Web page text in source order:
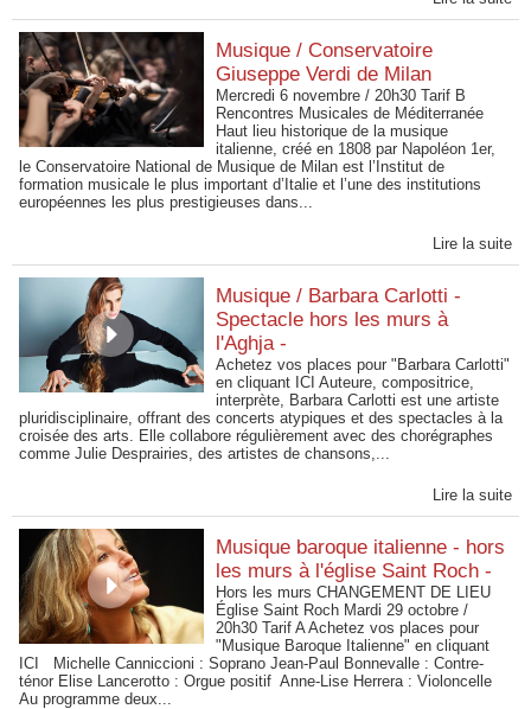
Musique / Conservatoire
Giuseppe Verdi de Milan
Mercredi 6 novembre / 20h30 Tarif B
Rencontres Musicales de Méditerranée
Haut lieu historique de la musique
italienne, créé en 1808 par Napoléon 1er,
le Conservatoire National de Musique de Milan est l’Institut de
formation musicale le plus important d’Italie et l’une des institutions
européennes les plus prestigieuses dans...
Lire la suite
Musique / Barbara Carlotti -
Spectacle hors les murs à
l'Aghja -
Achetez vos places pour "Barbara Carlotti"
en cliquant ICI Auteure, compositrice,
interprète, Barbara Carlotti est une artiste
pluridisciplinaire, offrant des concerts atypiques et des spectacles à la
croisée des arts. Elle collabore régulièrement avec des chorégraphes
comme Julie Desprairies, des artistes de chansons,...
Lire la suite
Musique baroque italienne - hors
les murs à l'église Saint Roch -
Hors les murs CHANGEMENT DE LIEU
Église Saint Roch Mardi 29 octobre /
20h30 Tarif A Achetez vos places pour
"Musique Baroque Italienne" en cliquant
ICI Michelle Canniccioni : Soprano Jean-Paul Bonnevalle : Contre-
ténor Elise Lancerotto : Orgue positif Anne-Lise Herrera : Violoncelle
Au programme deux...